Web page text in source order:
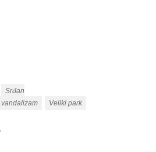
Srđan
vandalizam Veliki park